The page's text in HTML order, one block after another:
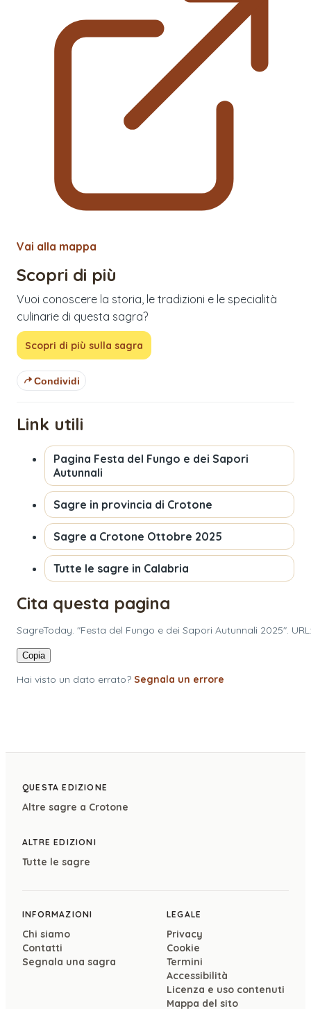
Vai alla mappa
Scopri di più
Vuoi conoscere la storia, le tradizioni e le specialità
culinarie di questa sagra?
Scopri di più sulla sagra
Condividi
Link utili
Pagina Festa del Fungo e dei Sapori
Autunnali
Sagre in provincia di Crotone
Sagre a Crotone Ottobre 2025
Tutte le sagre in Calabria
Cita questa pagina
SagreToday. "Festa del Fungo e dei Sapori Autunnali 2025".
Copia
Hai visto un dato errato? Segnala un errore
QUESTA EDIZIONE
Altre sagre a Crotone
ALTRE EDIZIONI
Tutte le sagre
INFORMAZIONI
Chi siamo
Contatti
Segnala una sagra
LEGALE
Privacy
Cookie
Termini
Accessibilità
Licenza e uso contenuti
Mappa del sito